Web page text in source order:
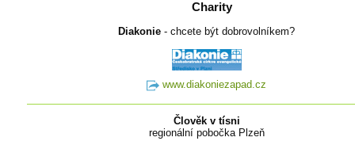
Charity
Diakonie - chcete být dobrovolníkem?
www.diakoniezapad.cz
Člověk v tísni
regionální pobočka Plzeň